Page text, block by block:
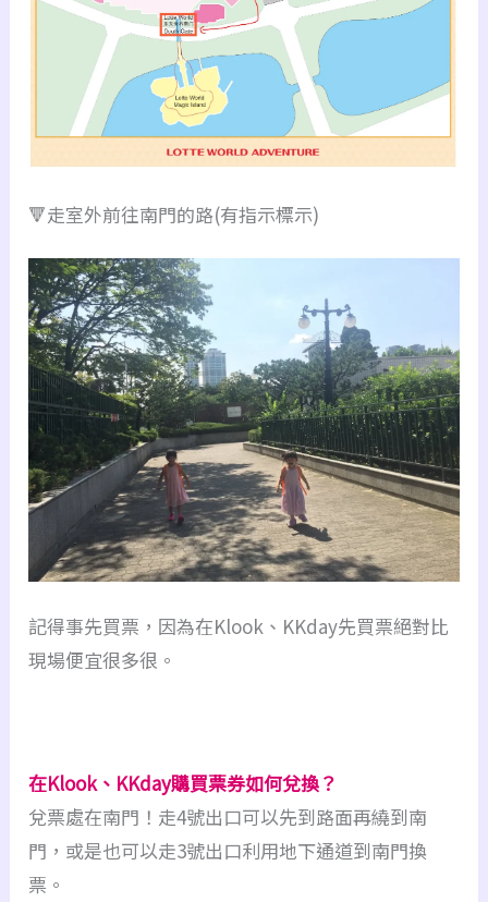
🔻走室外前往南門的路(有指示標示)
記得事先買票，因為在Klook、KKday先買票絕對比
現場便宜很多很。
在Klook、KKday購買票券如何兌換？
兌票處在南門！走4號出口可以先到路面再繞到南
門，或是也可以走3號出口利用地下通道到南門換
票。